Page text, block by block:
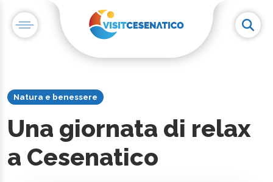
Natura e benessere
Una giornata di relax
a Cesenatico